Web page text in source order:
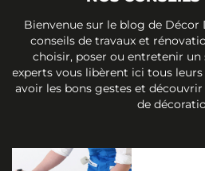
Bienvenue sur le blog de Décor
conseils de travaux et
choisir, poser ou entretenir
experts vous libèrent ici tous
avoir les bons gestes et
de